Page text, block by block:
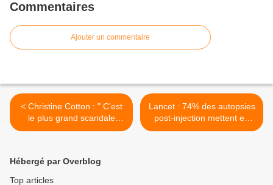
Commentaires
Ajouter un commentaire
< Christine Cotton : " C'est
le plus grand scandale
sanitaire de tous les temps
Lancet : 74% des autopsies
post-injection mettent en
cause l'injection >
Hébergé par Overblog
Top articles